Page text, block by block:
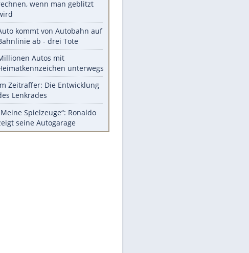
Diese Stars wollen keinen
Nachwuchs
Diese Autos haben uns verlassen
FCH: Schmidt lässt Zukunft
weiter offen
ruckzuck sauber
So nutzt man alte Smartphones